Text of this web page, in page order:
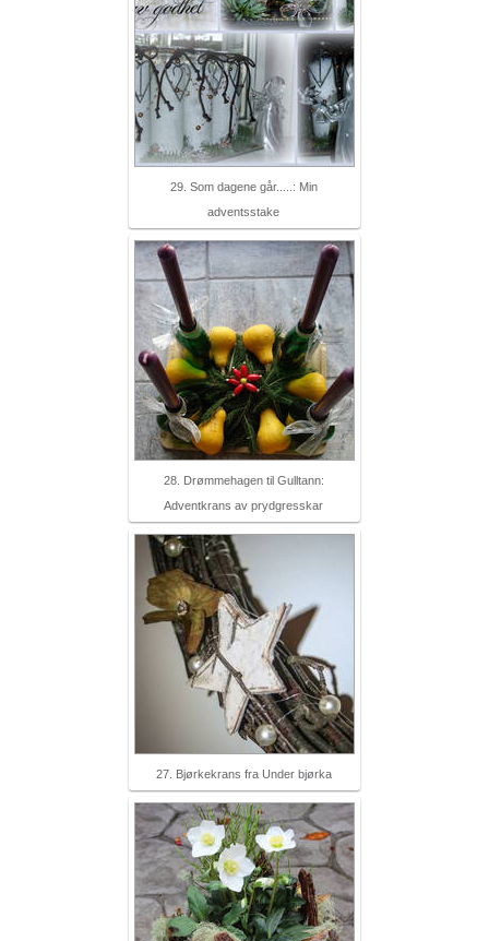
29. Som dagene går.....: Min
adventsstake
28. Drømmehagen til Gulltann:
Adventkrans av prydgresskar
27. Bjørkekrans fra Under bjørka